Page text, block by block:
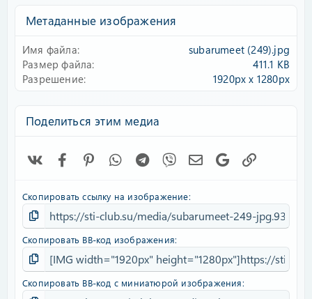
Метаданные изображения
Имя файла
subarumeet (249).jpg
Размер файла
411.1 KB
Разрешение
1920px x 1280px
Поделиться этим медиа
FacebookPinterestWhatsAppTelegram
Viber Электронная почта
Google
Скопировать ссылку на изображение
Скопировать BB-код изображения
Скопировать BB-код с миниатюрой изображения